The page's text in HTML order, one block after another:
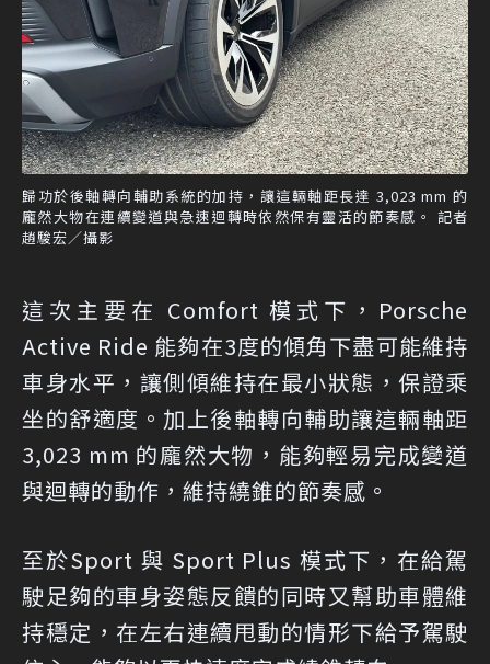
歸功於後軸轉向輔助系統的加持，讓這輛軸距長達 3,023 mm 的
龐然大物在連續變道與急速迴轉時依然保有靈活的節奏感。 記者
趙駿宏／攝影
這次主要在 Comfort 模式下，Porsche
Active Ride 能夠在3度的傾角下盡可能維持
車身水平，讓側傾維持在最小狀態，保證乘
坐的舒適度。加上後軸轉向輔助讓這輛軸距
3,023 mm 的龐然大物，能夠輕易完成變道
與迴轉的動作，維持繞錐的節奏感。
至於Sport 與 Sport Plus 模式下，在給駕
駛足夠的車身姿態反饋的同時又幫助車體維
持穩定，在左右連續甩動的情形下給予駕駛